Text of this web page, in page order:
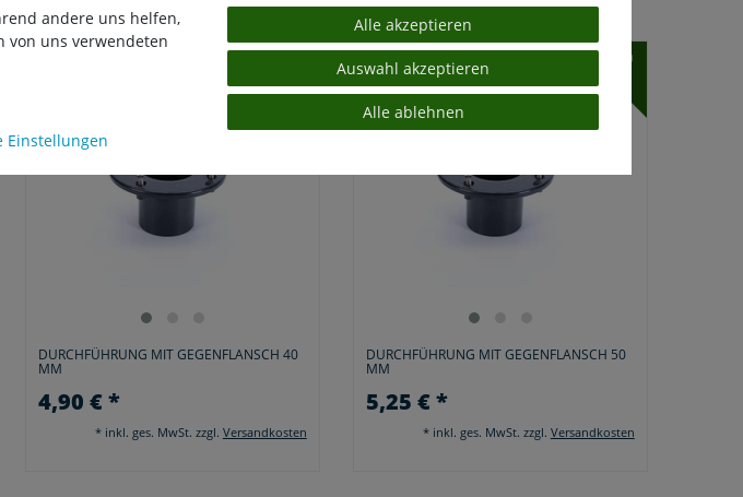
DURCHFÜHRUNG MIT GEGENFLANSCH 40
MM
4,90 € *
* inkl. ges. MwSt. zzgl. Versandkosten
DURCHFÜHRUNG MIT GEGENFLANSCH 50
MM
5,25 € *
* inkl. ges. MwSt. zzgl. Versandkosten
andere uns helfen,
von uns verwendeten
Einstellungen
Alle akzeptieren
Auswahl akzeptieren
Alle ablehnen